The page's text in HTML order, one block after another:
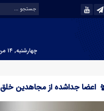
چهارشنبه, ۱۴ مرداد , ۱۴۰۵
اعضا جداشده از مجاهدین خلق